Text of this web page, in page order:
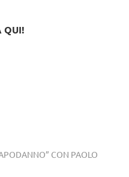
QUI!
CON PAOLO